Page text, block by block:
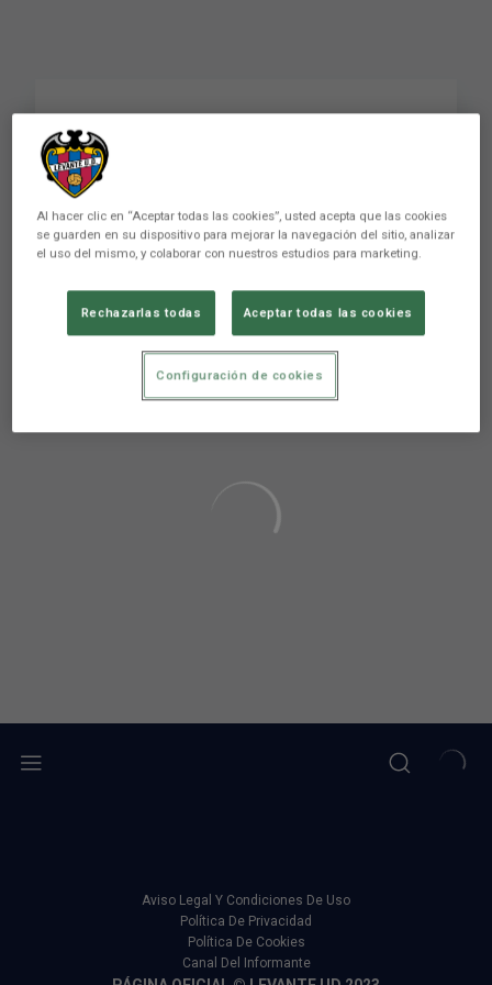
Vicente Iborra: “Es un
placer cumplir años
como granota”. 👏🏻©️
Aviso Legal Y Condiciones De Uso
Política De Privacidad
Política De Cookies
Canal Del Informante
Al hacer clic en “Aceptar todas las cookies”, usted acepta que las cookies
se guarden en su dispositivo para mejorar la navegación del sitio, analizar
el uso del mismo, y colaborar con nuestros estudios para marketing.
Rechazarlas todas Aceptar todas las cookies
Configuración de cookies